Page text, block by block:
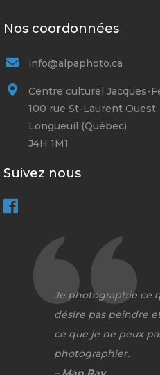
Nos coordonnées
info@alpaphoto.ca
Centre culturel Jacques-
100 rue St-Laurent Ouest
Longueuil (Québec)
J4H 1M1
Suivez nous
Je photographie ce
désire pas peindre
ce que je ne peux
photographier.